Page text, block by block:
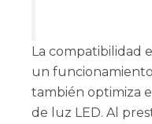
La compatibilidad
un
también optimiza
de luz LED. Al